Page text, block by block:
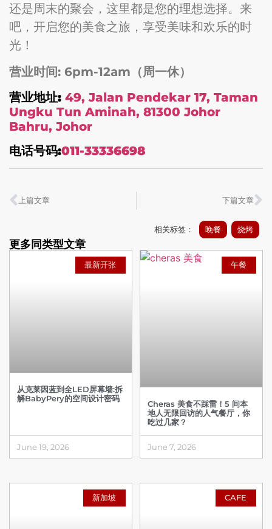
还是周末的聚会，这里都是您的理想选择。来
吧，开启您的美食之旅，享受美味和欢乐的时
光！
营业时间: 6pm-12am（周一休）
营业地址: 49, Jalan Pendekar 17, Taman
Ungku Tun Aminah, 81300 Johor
Bahru, Johor
电话号码:011-33336698
上篇文章 下篇文章
最新开张
从克莱因蓝到全LED屏幕墙:拆
解BabyPery的空间设计密码
June 19, 2026
午餐
Cheras 美食不踩雷！5 间本
地人无限回访的人气餐厅，你
吃过几家？
June 7, 2026
新加坡 CAFE
相关标签： 晚餐 烧烤
更多同类型文章